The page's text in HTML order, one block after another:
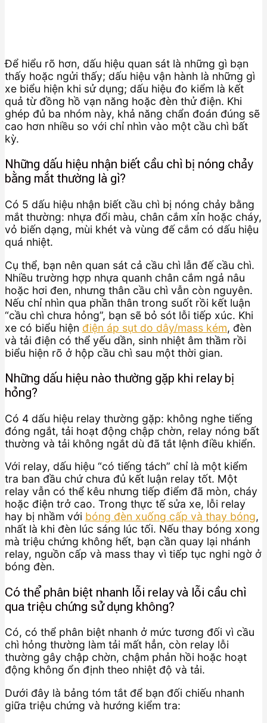
Để hiểu rõ hơn, dấu hiệu quan sát là những gì bạn
thấy hoặc ngửi thấy; dấu hiệu vận hành là những gì
xe biểu hiện khi sử dụng; dấu hiệu đo kiểm là kết
quả từ đồng hồ vạn năng hoặc đèn thử điện. Khi
ghép đủ ba nhóm này, khả năng chẩn đoán đúng sẽ
cao hơn nhiều so với chỉ nhìn vào một cầu chì bất
kỳ.
Những dấu hiệu nhận biết cầu chì bị nóng chảy
bằng mắt thường là gì?
Có 5 dấu hiệu nhận biết cầu chì bị nóng chảy bằng
mắt thường: nhựa đổi màu, chân cắm xỉn hoặc cháy,
vỏ biến dạng, mùi khét và vùng đế cắm có dấu hiệu
quá nhiệt.
Cụ thể, bạn nên quan sát cả cầu chì lẫn đế cầu chì.
Nhiều trường hợp nhựa quanh chân cắm ngả nâu
hoặc hơi đen, nhưng thân cầu chì vẫn còn nguyên.
Nếu chỉ nhìn qua phần thân trong suốt rồi kết luận
“cầu chì chưa hỏng”, bạn sẽ bỏ sót lỗi tiếp xúc. Khi
xe có biểu hiện điện áp sụt do dây/mass kém, đèn
và tải điện có thể yếu dần, sinh nhiệt âm thầm rồi
biểu hiện rõ ở hộp cầu chì sau một thời gian.
Những dấu hiệu nào thường gặp khi relay bị
hỏng?
Có 4 dấu hiệu relay thường gặp: không nghe tiếng
đóng ngắt, tải hoạt động chập chờn, relay nóng bất
thường và tải không ngắt dù đã tắt lệnh điều khiển.
Với relay, dấu hiệu “có tiếng tách” chỉ là một kiểm
tra ban đầu chứ chưa đủ kết luận relay tốt. Một
relay vẫn có thể kêu nhưng tiếp điểm đã mòn, cháy
hoặc điện trở cao. Trong thực tế sửa xe, lỗi relay
hay bị nhầm với bóng đèn xuống cấp và thay bóng,
nhất là khi đèn lúc sáng lúc tối. Nếu thay bóng xong
mà triệu chứng không hết, bạn cần quay lại nhánh
relay, nguồn cấp và mass thay vì tiếp tục nghi ngờ ở
bóng đèn.
Có thể phân biệt nhanh lỗi relay và lỗi cầu chì
qua triệu chứng sử dụng không?
Có, có thể phân biệt nhanh ở mức tương đối vì cầu
chì hỏng thường làm tải mất hẳn, còn relay lỗi
thường gây chập chờn, chậm phản hồi hoặc hoạt
động không ổn định theo nhiệt độ và tải.
Dưới đây là bảng tóm tắt để bạn đối chiếu nhanh
giữa triệu chứng và hướng kiểm tra: